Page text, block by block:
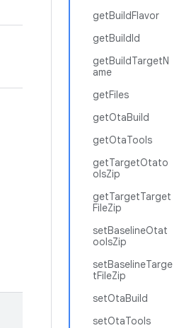
getBuildFlavor
getBuildId
getBuildTargetN
ame
getFiles
getOtaBuild
getOtaTools
getTargetOtato
olsZip
getTargetTarget
FileZip
setBaselineOtat
oolsZip
setBaselineTarge
tFileZip
setOtaBuild
setOtaTools